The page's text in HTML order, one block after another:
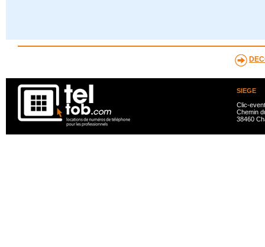
SIEGE
Clic-
Chemin
38460